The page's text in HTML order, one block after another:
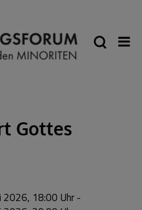
Gottes
2026, 18:00 Uhr-